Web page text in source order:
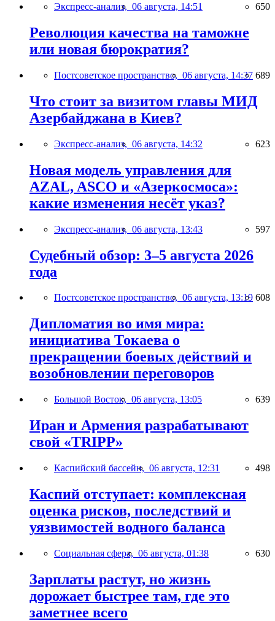
Экспресс-анализ, 06 августа, 14:51 650
Революция качества на таможне
или новая бюрократия?
Постсоветское пространство, 06 августа, 14:37 689
Что стоит за визитом главы МИД
Азербайджана в Киев?
Экспресс-анализ, 06 августа, 14:32 623
Новая модель управления для
AZAL, ASCO и «Азеркосмоса»:
какие изменения несёт указ?
Экспресс-анализ, 06 августа, 13:43 597
Судебный обзор: 3–5 августа 2026
года
Постсоветское пространство, 06 августа, 13:19 608
Дипломатия во имя мира:
инициатива Токаева о
прекращении боевых действий и
возобновлении переговоров
Большой Восток, 06 августа, 13:05 639
Иран и Армения разрабатывают
свой «TRIPP»
Каспийский бассейн, 06 августа, 12:31 498
Каспий отступает: комплексная
оценка рисков, последствий и
уязвимостей водного баланса
Социальная сфера, 06 августа, 01:38 630
Зарплаты растут, но жизнь
дорожает быстрее там, где это
заметнее всего